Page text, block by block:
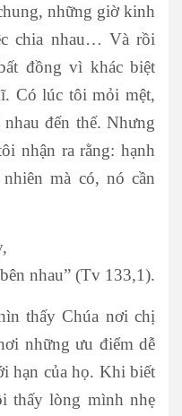
những giờ kinh
chia nhau… Và rồi
đồng vì khác biệt
Có lúc tôi mỏi mệt,
đến thế. Nhưng
nhận ra rằng: hạnh
mà có, nó cần
nhau” (Tv 133,1).
thấy Chúa nơi chị
những ưu điểm dễ
hạn của họ. Khi biết
thấy lòng mình nhẹ